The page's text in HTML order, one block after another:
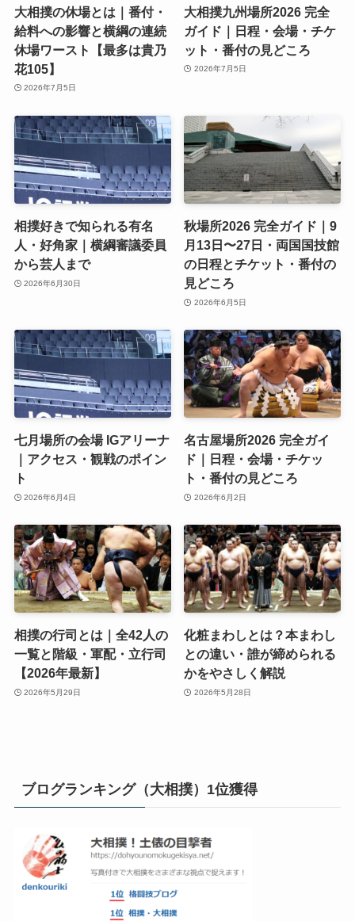
大相撲の休場とは｜番付・
給料への影響と横綱の連続
休場ワースト【最多は貴乃
花105】
2026年7月5日
大相撲九州場所2026 完全
ガイド｜日程・会場・チケ
ット・番付の見どころ
2026年7月5日
相撲好きで知られる有名
人・好角家｜横綱審議委員
から芸人まで
2026年6月30日
秋場所2026 完全ガイド｜9
月13日〜27日・両国国技館
の日程とチケット・番付の
見どころ
2026年6月5日
七月場所の会場 IGアリーナ
｜アクセス・観戦のポイン
ト
2026年6月4日
名古屋場所2026 完全ガイ
ド｜日程・会場・チケッ
ト・番付の見どころ
2026年6月2日
相撲の行司とは｜全42人の
一覧と階級・軍配・立行司
【2026年最新】
2026年5月29日
化粧まわしとは？本まわし
との違い・誰が締められる
かをやさしく解説
2026年5月28日
ブログランキング（大相撲）1位獲得